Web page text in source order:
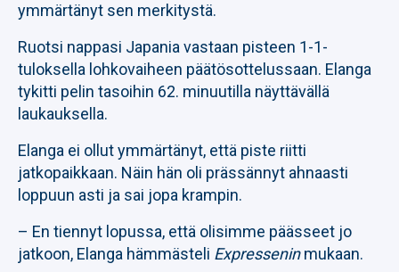
ymmärtänyt sen merkitystä.
Ruotsi nappasi Japania vastaan pisteen 1-1-
tuloksella lohkovaiheen päätösottelussaan. Elanga
tykitti pelin tasoihin 62. minuutilla näyttävällä
laukauksella.
Elanga ei ollut ymmärtänyt, että piste riitti
jatkopaikkaan. Näin hän oli prässännyt ahnaasti
loppuun asti ja sai jopa krampin.
– En tiennyt lopussa, että olisimme päässeet jo
jatkoon, Elanga hämmästeli Expresseninmukaan.